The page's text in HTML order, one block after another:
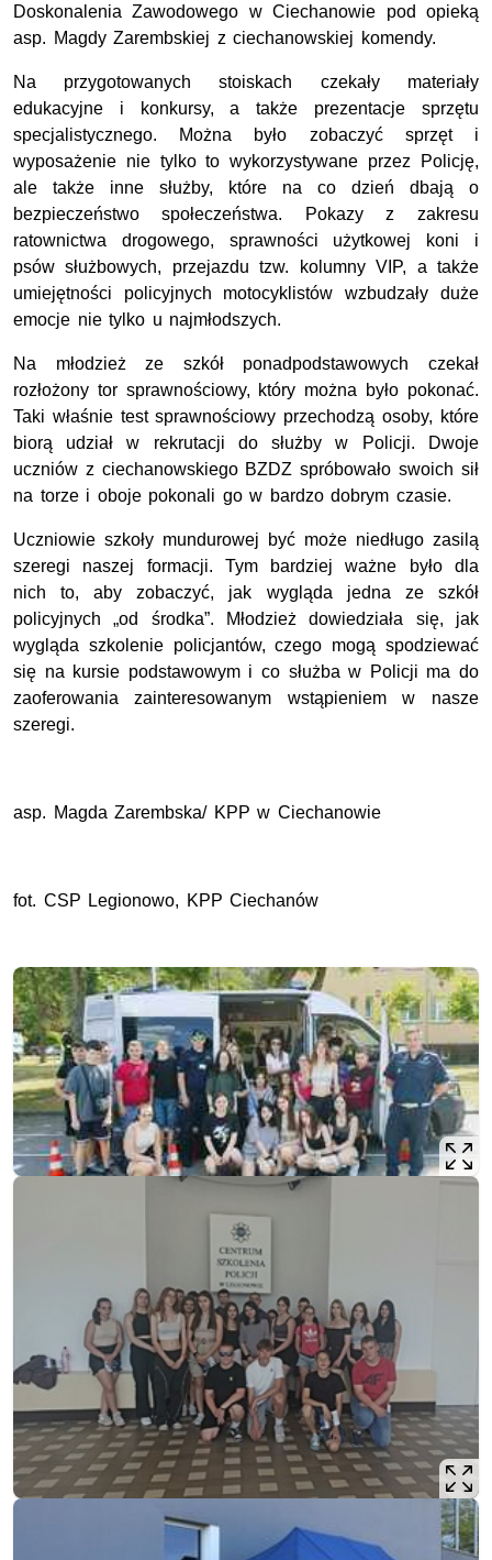
Doskonalenia Zawodowego w Ciechanowie pod opieką
asp. Magdy Zarembskiej z ciechanowskiej komendy.
Na przygotowanych stoiskach czekały materiały
edukacyjne i konkursy, a także prezentacje sprzętu
specjalistycznego. Można było zobaczyć sprzęt i
wyposażenie nie tylko to wykorzystywane przez Policję,
ale także inne służby, które na co dzień dbają o
bezpieczeństwo społeczeństwa. Pokazy z zakresu
ratownictwa drogowego, sprawności użytkowej koni i
psów służbowych, przejazdu tzw. kolumny VIP, a także
umiejętności policyjnych motocyklistów wzbudzały duże
emocje nie tylko u najmłodszych.
Na młodzież ze szkół ponadpodstawowych czekał
rozłożony tor sprawnościowy, który można było pokonać.
Taki właśnie test sprawnościowy przechodzą osoby, które
biorą udział w rekrutacji do służby w Policji. Dwoje
uczniów z ciechanowskiego BZDZ spróbowało swoich sił
na torze i oboje pokonali go w bardzo dobrym czasie.
Uczniowie szkoły mundurowej być może niedługo zasilą
szeregi naszej formacji. Tym bardziej ważne było dla
nich to, aby zobaczyć, jak wygląda jedna ze szkół
policyjnych „od środka”. Młodzież dowiedziała się, jak
wygląda szkolenie policjantów, czego mogą spodziewać
się na kursie podstawowym i co służba w Policji ma do
zaoferowania zainteresowanym wstąpieniem w nasze
szeregi.
asp. Magda Zarembska/ KPP w Ciechanowie
fot. CSP Legionowo, KPP Ciechanów